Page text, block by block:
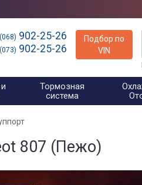
(068) 902-25-26
(073) 902-25-26
Подбор по
VIN
Тормозная
система
807 (Пежо)